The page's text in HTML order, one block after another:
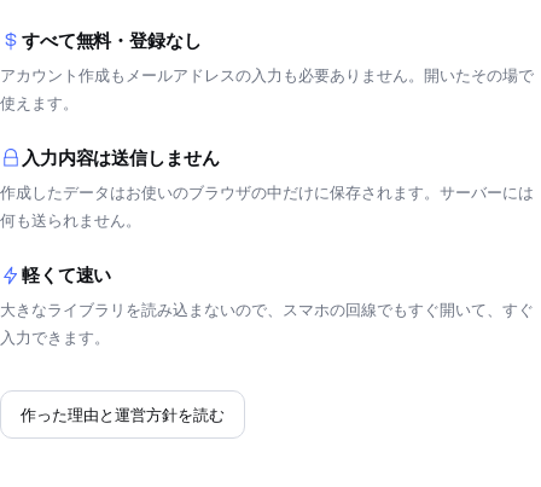
すべて無料・登録なし
アカウント作成もメールアドレスの入力も必要ありません。開いたその場で
使えます。
入力内容は送信しません
作成したデータはお使いのブラウザの中だけに保存されます。サーバーには
何も送られません。
軽くて速い
大きなライブラリを読み込まないので、スマホの回線でもすぐ開いて、すぐ
入力できます。
作った理由と運営方針を読む